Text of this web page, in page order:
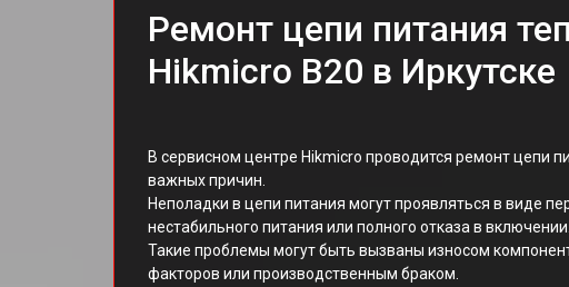
Ремонт цепи питания
Hikmicro B20 в Иркутске
В сервисном центре Hikmicro проводится ремонт цепи
важных причин.
Неполадки в цепи питания могут проявляться в виде
нестабильного питания или полного отказа в включении.
Такие проблемы могут быть вызваны износом
факторов или производственным браком.